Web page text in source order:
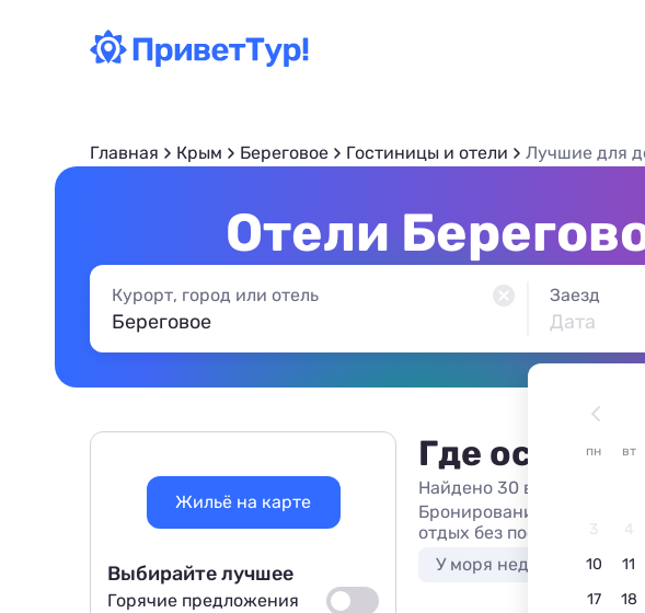
Главная Крым Береговое Гостиницы и отели Лучшие для
Отели
Курорт, город или отель Заезд
Дата
пн вт
3
4
10
11
17
18
Где
Найдено 30 вариантов
Бронирование отеля в
отдых без посредников.
У моря недорого
У
Жильё на карте
Выбирайте лучшее
Горячие предложения